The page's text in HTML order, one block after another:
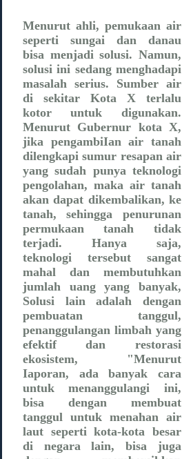
Menurut ahli, pemukaan air
seperti sungai dan danau
bisa menjadi solusi. Namun,
solusi ini sedang menghadapi
masalah serius. Sumber air
di sekitar Kota X terlalu
kotor untuk digunakan.
Menurut Gubernur kota X,
jika pengambiIan air tanah
dilengkapi sumur resapan air
yang sudah punya teknologi
pengolahan, maka air tanah
akan dapat dikembalikan, ke
tanah, sehingga penurunan
permukaan tanah tidak
terjadi. Hanya saja,
teknologi tersebut sangat
mahal dan membutuhkan
jumlah uang yang banyak,
Solusi lain adalah dengan
pembuatan tanggul,
penanggulangan limbah yang
efektif dan restorasi
ekosistem, "Menurut
Iaporan, ada banyak cara
untuk menanggulangi ini,
bisa dengan membuat
tanggul untuk menahan air
laut seperti kota-kota besar
di negara lain, bisa juga